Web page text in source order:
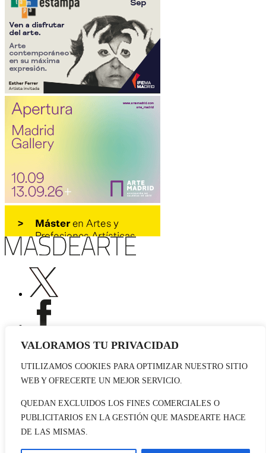
VALORAMOS TU PRIVACIDAD
UTILIZAMOS COOKIES PARA OPTIMIZAR NUESTRO SITIO
WEB Y OFRECERTE UN MEJOR SERVICIO.
QUEDAN EXCLUIDOS LOS FINES COMERCIALES O
PUBLICITARIOS EN LA GESTIÓN QUE MASDEARTE HACE
DE LAS MISMAS.
Publicidad
Contacto
© 2026 masdearte. Información de exposiciones, museos y artistas
Política de cookies